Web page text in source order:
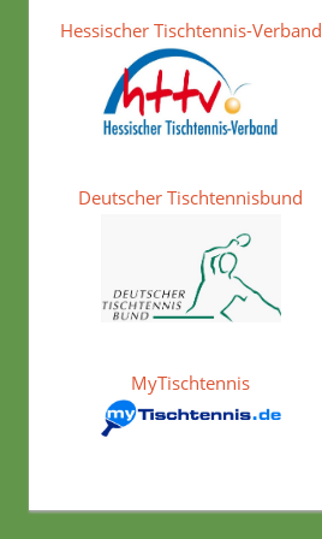
Hessischer Tischtennis-Verband
Deutscher Tischtennisbund
MyTischtennis